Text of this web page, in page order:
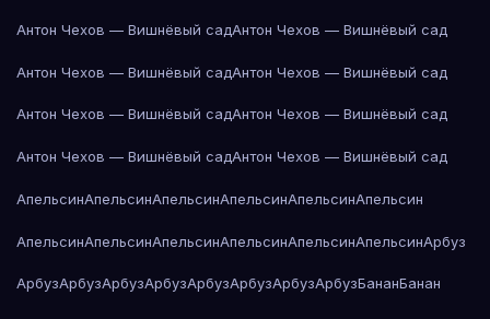
Антон Чехов — Вишнёвый садАнтон Чехов — Вишнёвый сад
Антон Чехов — Вишнёвый садАнтон Чехов — Вишнёвый сад
Антон Чехов — Вишнёвый садАнтон Чехов — Вишнёвый сад
Антон Чехов — Вишнёвый садАнтон Чехов — Вишнёвый сад
АпельсинАпельсинАпельсинАпельсинАпельсинАпельсин
АпельсинАпельсинАпельсинАпельсинАпельсинАпельсинАрбуз
АрбузАрбузАрбузАрбузАрбузАрбузАрбузАрбузБананБанан